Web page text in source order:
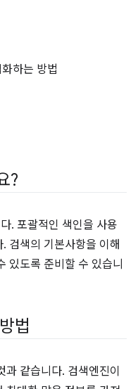
하는 방법
?
. 포괄적인 색인을 사용
검색의 기본사항을 이해
있도록 준비할 수 있습니
법
같습니다. 검색엔진이